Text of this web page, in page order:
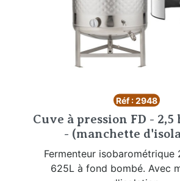
Réf : 2948
Cuve à pression FD - 2,5
- (manchette
Fermenteur isobarométrique
625L à fond bombé. Avec